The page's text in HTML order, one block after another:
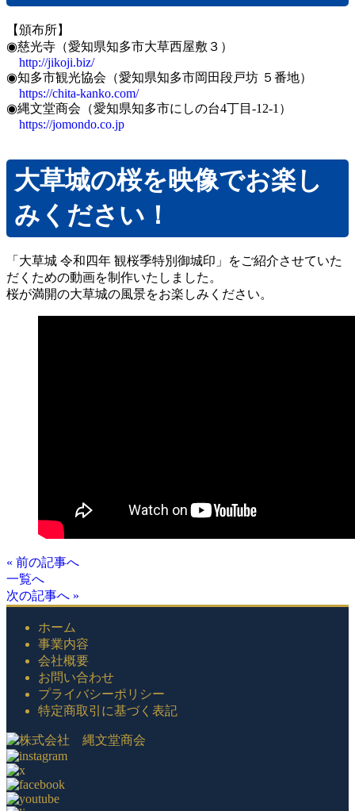
【頒布所】
◉慈光寺（愛知県知多市大草西屋敷３）
http://jikoji.biz/
◉知多市観光協会（愛知県知多市岡田段戸坊 ５番地）
https://chita-kanko.com/
◉縄文堂商会（愛知県知多市にしの台4丁目-12-1）
https://jomondo.co.jp
大草城の桜を映像でお楽し
みください！
「大草城 令和四年 観桜季特別御城印」をご紹介させていた
だくための動画を制作いたしました。
桜が満開の大草城の風景をお楽しみください。
« 前の記事へ
一覧へ
次の記事へ »
ホーム
事業内容
会社概要
お問い合わせ
プライバシーポリシー
特定商取引に基づく表記